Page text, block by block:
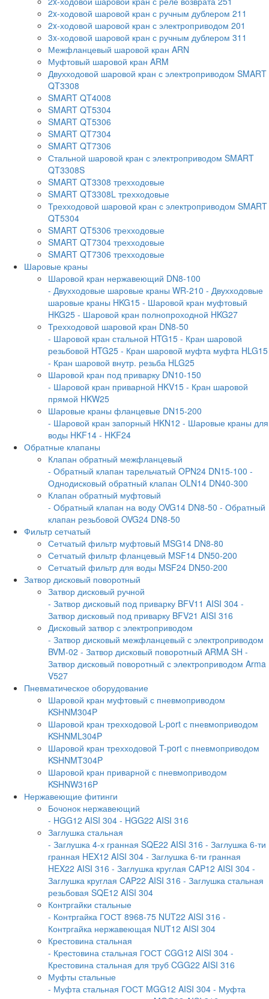
2x-ходовой шаровой кран с ручным дублером 211
2x-ходовой шаровой кран с электроприводом 201
3x-ходовой шаровой кран с ручным дублером 311
Межфланцевый шаровой кран ARN
Муфтовый шаровой кран ARM
Двухходовой шаровой кран с электроприводом SMART
QT3308
SMART QT4008
SMART QT5304
SMART QT5306
SMART QT7304
SMART QT7306
Стальной шаровой кран с электроприводом SMART
QT3308S
SMART QT3308 трехходовые
SMART QT3308L трехходовые
Трехходовой шаровой кран с электроприводом SMART
QT5304
SMART QT5306 трехходовые
SMART QT7304 трехходовые
SMART QT7306 трехходовые
Шаровые краны
Шаровой кран нержавеющий DN8-100
- Двухходовые шаровые краны WR-210 - Двухходовые
шаровые краны HKG15 - Шаровой кран муфтовый
HKG25 - Шаровой кран полнопроходной HKG27
Трехходовой шаровой кран DN8-50
- Шаровой кран стальной HTG15 - Кран шаровой
резьбовой HTG25 - Кран шаровой муфта муфта HLG15
- Кран шаровой внутр. резьба HLG25
Шаровой кран под приварку DN10-150
- Шаровой кран приварной HKV15 - Кран шаровой
прямой HKW25
Шаровые краны фланцевые DN15-200
- Шаровой кран запорный HKN12 - Шаровые краны для
воды HKF14 - HKF24
Обратные клапаны
Клапан обратный межфланцевый
- Обратный клапан тарельчатый OPN24 DN15-100 -
Однодисковый обратный клапан OLN14 DN40-300
Клапан обратный муфтовый
- Обратный клапан на воду OVG14 DN8-50 - Обратный
клапан резьбовой OVG24 DN8-50
Фильтр сетчатый
Сетчатый фильтр муфтовый MSG14 DN8-80
Сетчатый фильтр фланцевый MSF14 DN50-200
Сетчатый фильтр для воды MSF24 DN50-200
Затвор дисковый поворотный
Затвор дисковый ручной
- Затвор дисковый под приварку BFV11 AISI 304 -
Затвор дисковый под приварку BFV21 AISI 316
Дисковый затвор с электроприводом
- Затвор дисковый межфланцевый с электроприводом
BVM-02 - Затвор дисковый поворотный ARMA SH -
Затвор дисковый поворотный с электроприводом Arma
V527
Пневматическое оборудование
Шаровой кран муфтовый с пневмоприводом
KSHNM304P
Шаровой кран трехходовой L-port с пневмоприводом
KSHNML304P
Шаровой кран трехходовой T-port с пневмоприводом
KSHNMT304P
Шаровой кран приварной с пневмоприводом
KSHNW316P
Нержавеющие фитинги
Бочонок нержавеющий
- HGG12 AISI 304 - HGG22 AISI 316
Заглушка стальная
- Заглушка 4-х гранная SQE22 AISI 316 - Заглушка 6-ти
гранная HEX12 AISI 304 - Заглушка 6-ти гранная
HEX22 AISI 316 - Заглушка круглая CAP12 AISI 304 -
Заглушка круглая CAP22 AISI 316 - Заглушка стальная
резьбовая SQE12 AISI 304
Контргайки стальные
- Контргайка ГОСТ 8968-75 NUT22 AISI 316 -
Контргайка нержавеющая NUT12 AISI 304
Крестовина стальная
- Крестовина стальная ГОСТ CGG12 AISI 304 -
Крестовина стальная для труб CGG22 AISI 316
Муфты стальные
- Муфта стальная ГОСТ MGG12 AISI 304 - Муфта